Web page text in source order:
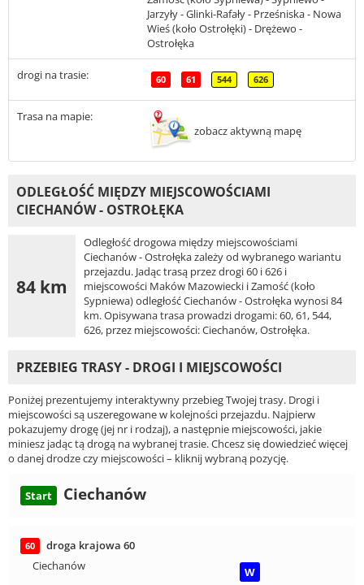
Jarzyły - Glinki-Rafały - Prześniska - Nowa
Wieś (koło Ostrołęki) - Drężewo -
Ostrołęka
drogi na trasie: 60 61 544 626
Trasa na mapie:
zobacz aktywną mapę
ODLEGŁOŚĆ MIĘDZY MIEJSCOWOŚCIAMI
CIECHANÓW - OSTROŁĘKA
84 km
Odległość drogowa między miejscowościami
Ciechanów - Ostrołęka zależy od wybranego wariantu
przejazdu. Jadąc trasą przez drogi 60 i 626 i
miejscowości Maków Mazowiecki i Zamość (koło
Sypniewa) odległość Ciechanów - Ostrołęka wynosi 84
km. Opisywana trasa prowadzi drogami: 60, 61, 544,
626, przez miejscowości: Ciechanów, Ostrołęka.
PRZEBIEG TRASY - DROGI I MIEJSCOWOŚCI
Poniżej prezentujemy interaktywny przebieg Twojej trasy. Drogi i
miejscowości są uszeregowane w kolejności przejazdu. Najpierw
pokazujemy drogę (jej nr i rodzaj), a następnie miejscowości, jakie
miniesz jadąc tą drogą na wybranej trasie. Chcesz się dowiedzieć więcej
o danej drodze czy miejscowości – kliknij wybraną pozycję.
Start Ciechanów
60
droga krajowa 60
Ciechanów
W